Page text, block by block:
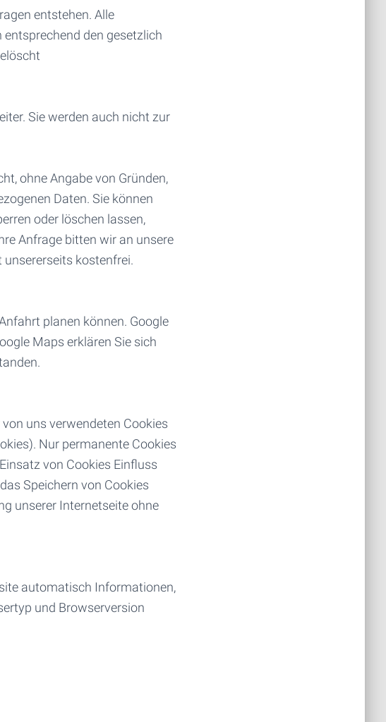
entstehen. Alle
den gesetzlich
Sie werden auch nicht zur
ohne Angabe von Gründen,
Daten. Sie können
oder löschen lassen,
Anfrage bitten wir an unsere
kostenfrei.
planen können. Google
Maps erklären Sie sich
uns verwendeten Cookies
Nur permanente Cookies
von Cookies Einfluss
Speichern von Cookies
unserer Internetseite ohne
automatisch Informationen,
und Browserversion